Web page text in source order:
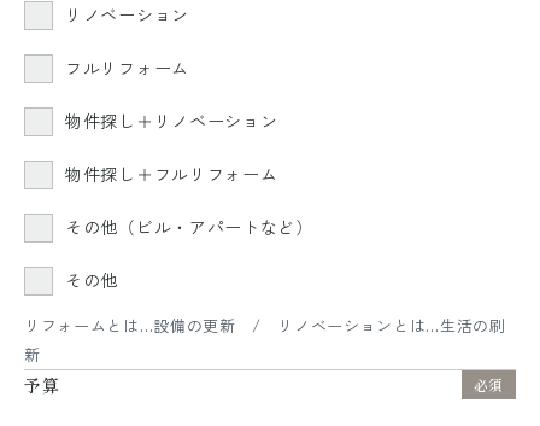
リノベーション
フルリフォーム
物件探し＋リノベーション
物件探し＋フルリフォーム
その他（ビル・アパートなど）
その他
リフォームとは…設備の更新 / リノベーションとは…生活の刷
新
予算 必須